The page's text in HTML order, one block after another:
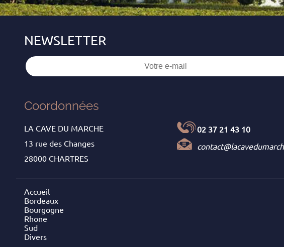
Coordonnées
LA CAVE DU MARCHE
13 rue des Changes
28000 CHARTRES
02 37 21 43 10
Accueil
Bordeaux
Bourgogne
Rhone
Sud
Divers